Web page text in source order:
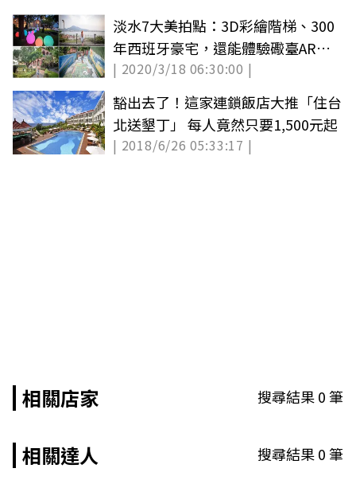
淡水7大美拍點：3D彩繪階梯、300
年西班牙豪宅，還能體驗礮臺AR射
大砲
| 2020/3/18 06:30:00 |
豁出去了！這家連鎖飯店大推「住台
北送墾丁」 每人竟然只要1,500元起
| 2018/6/26 05:33:17 |
相關店家 搜尋結果0筆
相關達人 搜尋結果0筆